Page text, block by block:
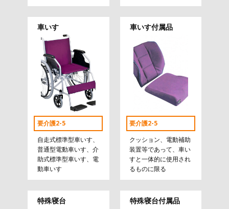
車いす
要介護2-5
自走式標準型車いす、
普通型電動車いす、介
助式標準型車いす、電
動車いす
車いす付属品
要介護2-5
クッション、電動補助
装置等であって、車い
すと一体的に使用され
るものに限る
特殊寝台 特殊寝台付属品